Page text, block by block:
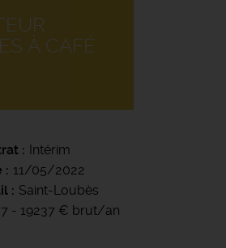
À CAFÉ
Intérim
11/05/2022
Saint-Loubès
- 19237 € brut/an